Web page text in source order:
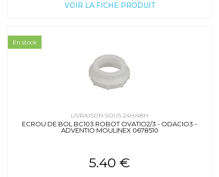
VOIR LA FICHE PRODUIT
LIVRAISON SOUS 24H/48H
ECROU DE BOL BC103 ROBOT OVATIO2/3 - ODACIO3 -
ADVENTIO MOULINEX 0678510
5.40 €
En stock